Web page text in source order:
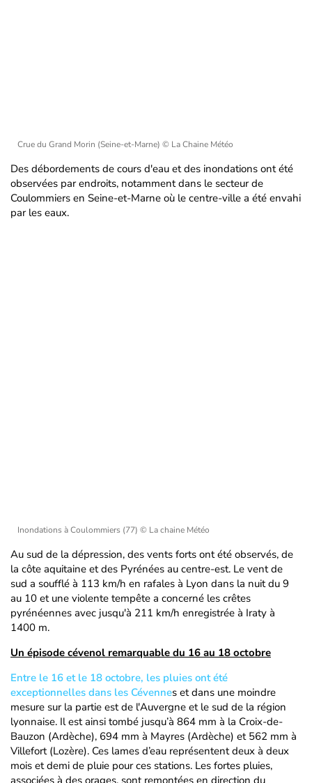
Crue du Grand Morin (Seine-et-Marne) © La Chaine Météo
Des débordements de cours d'eau et des inondations ont été
observées par endroits, notamment dans le secteur de
Coulommiers en Seine-et-Marne où le centre-ville a été envahi
par les eaux.
Inondations à Coulommiers (77) © La chaine Météo
Au sud de la dépression, des vents forts ont été observés, de
la côte aquitaine et des Pyrénées au centre-est. Le vent de
sud a soufflé à 113 km/h en rafales à Lyon dans la nuit du 9
au 10 et une violente tempête a concerné les crêtes
pyrénéennes avec jusqu'à 211 km/h enregistrée à Iraty à
1400 m.
Un épisode cévenol remarquable du 16 au 18 octobre
Entre le 16 et le 18 octobre, les pluies ont été
exceptionnelles dans les Cévennes et dans une moindre
mesure sur la partie est de l'Auvergne et le sud de la région
lyonnaise. Il est ainsi tombé jusqu’à 864 mm à la Croix-de-
Bauzon (Ardèche), 694 mm à Mayres (Ardèche) et 562 mm à
Villefort (Lozère). Ces lames d’eau représentent deux à deux
mois et demi de pluie pour ces stations. Les fortes pluies,
associées à des orages, sont remontées en direction du